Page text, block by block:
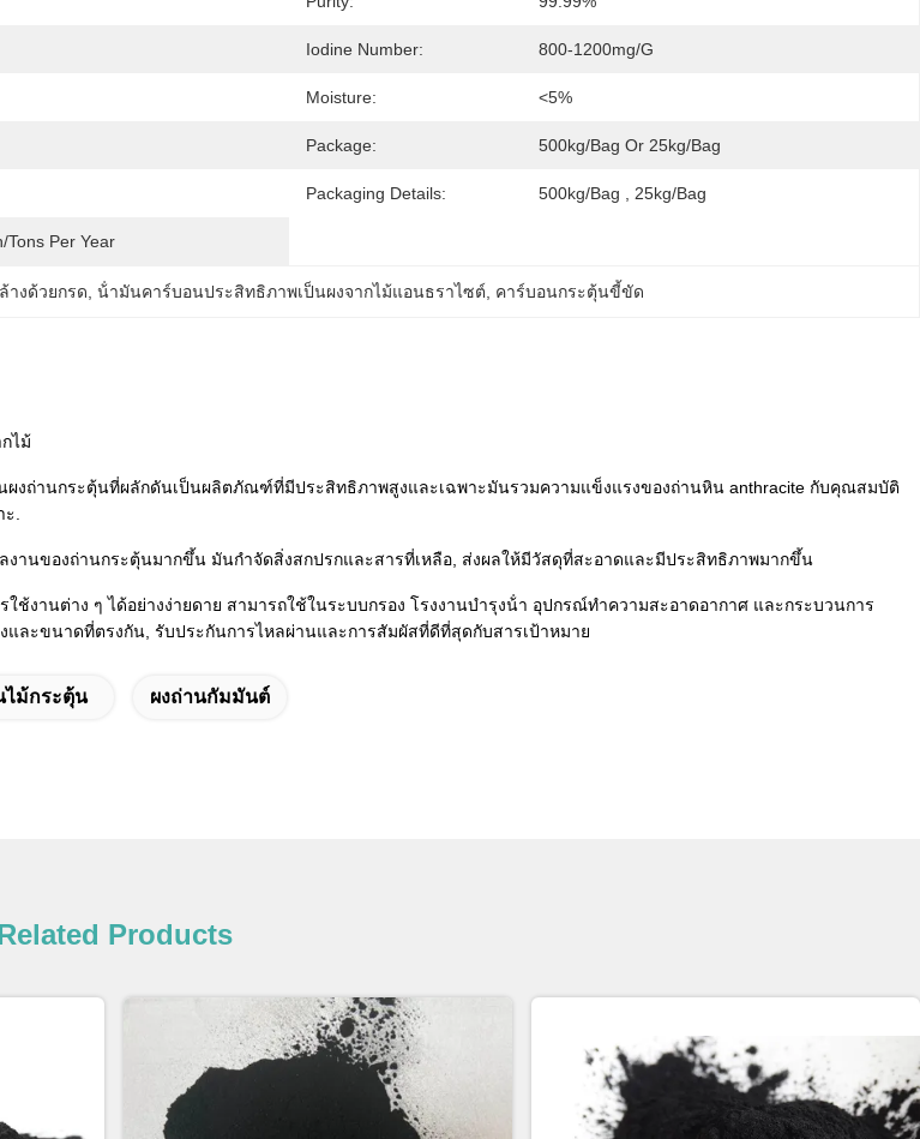
Iodine Number: 800-1200mg/g
Moisture: <5%
Package: 500kg/bag Or 25kg/bag
Packaging Details: 500kg/bag , 25kg/bag
Tons Per Year
างด้วยกรด น้ํามันคาร์บอนประสิทธิภาพเป็นผงจากไม้แอนธราไซต์ คาร์บอนกระตุ้นขี้ขัด
ไม้
ผงถ่านกระตุ้นที่ผลักดันเป็นผลิตภัณฑ์ที่มีประสิทธิภาพสูงและเฉพาะมันรวมความแข็งแรงของถ่านหิน anthracite กับคุณสมบัติ
.
งานของถ่านกระตุ้นมากขึ้น มันกําจัดสิ่งสกปรกและสารที่เหลือ, ส่งผลให้มีวัสดุที่สะอาดและมีประสิทธิภาพมากขึ้น
ช้งานต่าง ๆ ได้อย่างง่ายดาย สามารถใช้ในระบบกรอง โรงงานบํารุงน้ํา อุปกรณ์ทําความสะอาดอากาศ และกระบวนการ
ละขนาดที่ตรงกัน, รับประกันการไหลผ่านและการสัมผัสที่ดีที่สุดกับสารเป้าหมาย
ไม้กระตุ้น ผงถ่านกัมมันต์
Products